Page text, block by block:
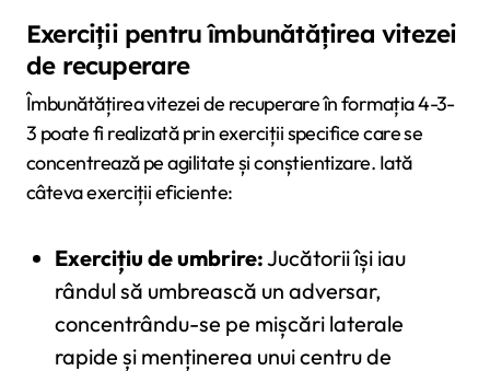
Exerciții pentru îmbunătățirea vitezei
de recuperare
Îmbunătățirea vitezei de recuperare în formația 4-3-
3 poate fi realizată prin exerciții specifice care se
concentrează pe agilitate și conștientizare. Iată
câteva exerciții eficiente:
Exercițiu de umbrire:Jucătorii își iau
rândul să umbrească un adversar,
concentrându-se pe mișcări laterale
rapide și menținerea unui centru de